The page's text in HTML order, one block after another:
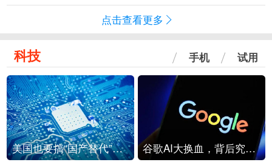
点击查看更多
科技 手机 试用
美国也要搞“国产替代”？先算清三笔账 谷歌AI大换血，背后究竟发生了什么？